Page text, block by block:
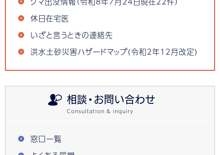
休日在宅医
いざと言うときの連絡先
洪水土砂災害ハザードマップ(令和2年12月改定)
相談・お問い合わせ
窓口一覧